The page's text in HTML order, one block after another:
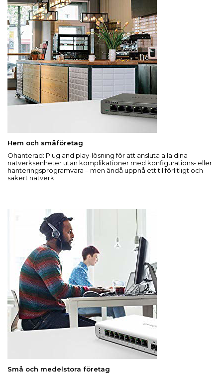
Hem och småföretag
Ohanterad: Plug and play-lösning för att ansluta alla dina
nätverksenheter utan komplikationer med konfigurations- eller
hanteringsprogramvara – men ändå uppnå ett tillförlitligt och
säkert nätverk.
Små och medelstora företag